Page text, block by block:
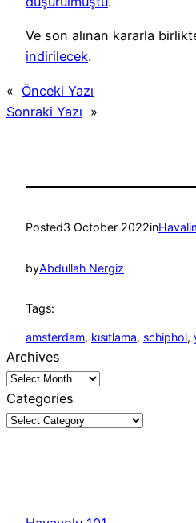
Ve son alınan kararla
indirilecek.
« Önceki Yazı
Sonraki Yazı »
Posted3 October 2022in
byAbdullah Nergiz
Tags:
amsterdam, kısıtlama, schiphol,
Archives
Categories